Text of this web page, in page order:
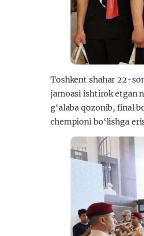
Toshkent shahar 22-
jamoasi ishtirok etgan
g‘alaba qozonib, final
chempioni bo‘lishga